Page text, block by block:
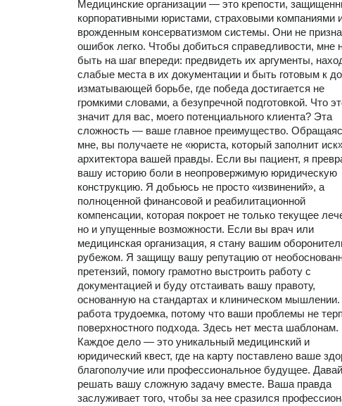
Медицинские организации — это крепости,
корпоративными юристами, страховыми компаниями
врожденным консерватизмом системы. Они не
ошибок легко. Чтобы добиться справедливости, мне
быть на шаг впереди: предвидеть их аргументы,
слабые места в их документации и быть готовым к
изматывающей борьбе, где победа достигается не
громкими словами, а безупречной подготовкой. Что
значит для вас, моего потенциального клиента? Эта
сложность — ваше главное преимущество.
мне, вы получаете не «юриста, который заполнит
архитектора вашей правды. Если вы пациент, я
вашу историю боли в неопровержимую юридическую
конструкцию. Я добьюсь не просто «извинений», а
полноценной финансовой и реабилитационной
компенсации, которая покроет не только текущее
но и упущенные возможности. Если вы врач или
медицинская организация, я стану вашим
рубежом. Я защищу вашу репутацию от
претензий, помогу грамотно выстроить работу с
документацией и буду отстаивать вашу правоту,
основанную на стандартах и клиническом
работа трудоемка, потому что ваши проблемы не
поверхностного подхода. Здесь нет места шаблонам.
Каждое дело — это уникальный медицинский и
юридический квест, где на карту поставлено ваше
благополучие или профессиональное будущее.
решать вашу сложную задачу вместе. Ваша правда
заслуживает того, чтобы за нее сразился